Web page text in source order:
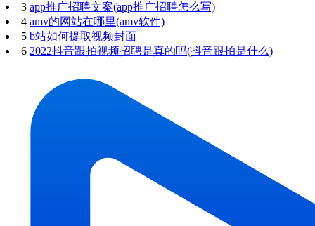
3 app推广招聘文案(app推广招聘怎么写)
4 amv的网站在哪里(amv软件)
5 b站如何提取视频封面
6 2022抖音跟拍视频招聘是真的吗(抖音跟拍是什么)